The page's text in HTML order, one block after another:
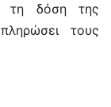
τη δόση της
τους